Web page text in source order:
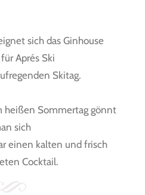
sich das Ginhouse
Aprés Ski
Skitag.
heißen Sommertag gönnt
sich
einen kalten und frisch
Cocktail.